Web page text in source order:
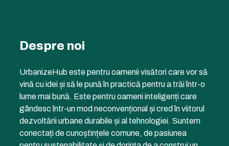
Despre noi
UrbanizeHub este pentru oamenii visători care vor să
vină cu idei și să le pună în practică pentru a trăi într-o
lume mai bună. Este pentru oameni inteligenți care
gândesc într-un mod neconvențional și cred în viitorul
dezvoltării urbane durabile și al tehnologiei. Suntem
conectați de cunoștințele comune, de pasiunea